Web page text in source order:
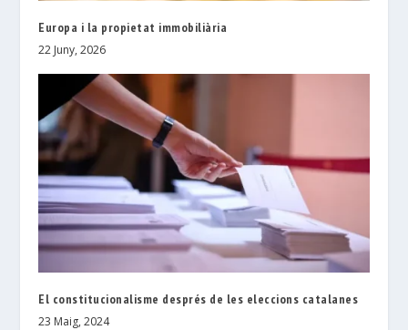
Europa i la propietat immobiliària
22 Juny, 2026
El constitucionalisme després de les eleccions catalanes
23 Maig, 2024